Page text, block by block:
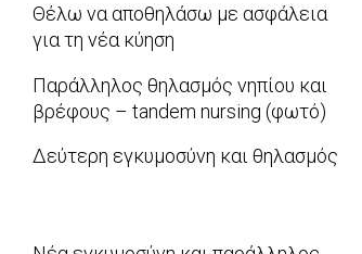
Θέλω να αποθηλάσω με ασφάλεια
για τη νέα κύηση
03-
Παράλληλος θηλασμός νηπίου και
βρέφους – tandem nursing (φωτό)
Δεύτερη εγκυμοσύνη και θηλασμός